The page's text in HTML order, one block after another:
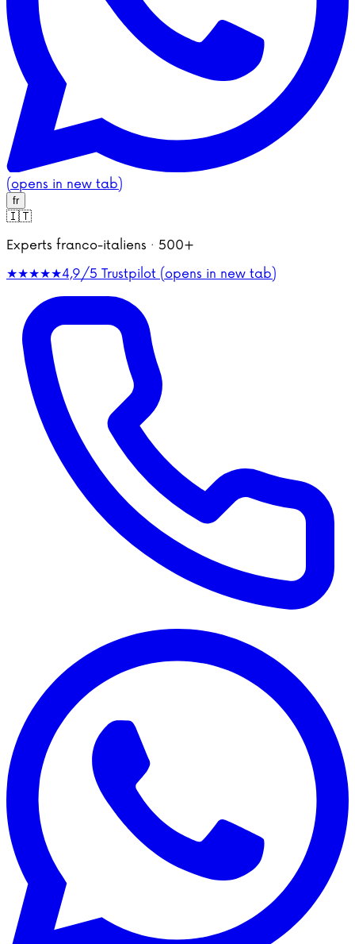
(opens in new tab)
fr
🇮🇹
Experts franco-italiens · 500+
★★★★★4,9/5 Trustpilot (opens in new tab)